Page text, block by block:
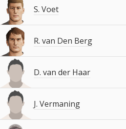
S. Voet
R. van Den Berg
D. van der Haar
J. Vermaning